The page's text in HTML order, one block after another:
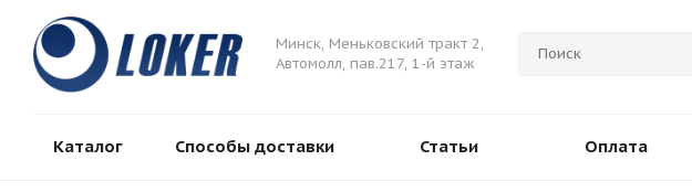
Минск, Меньковский тракт 2,
Автомолл, пав.217, 1-й этаж
Каталог Способы доставки Статьи Оплата